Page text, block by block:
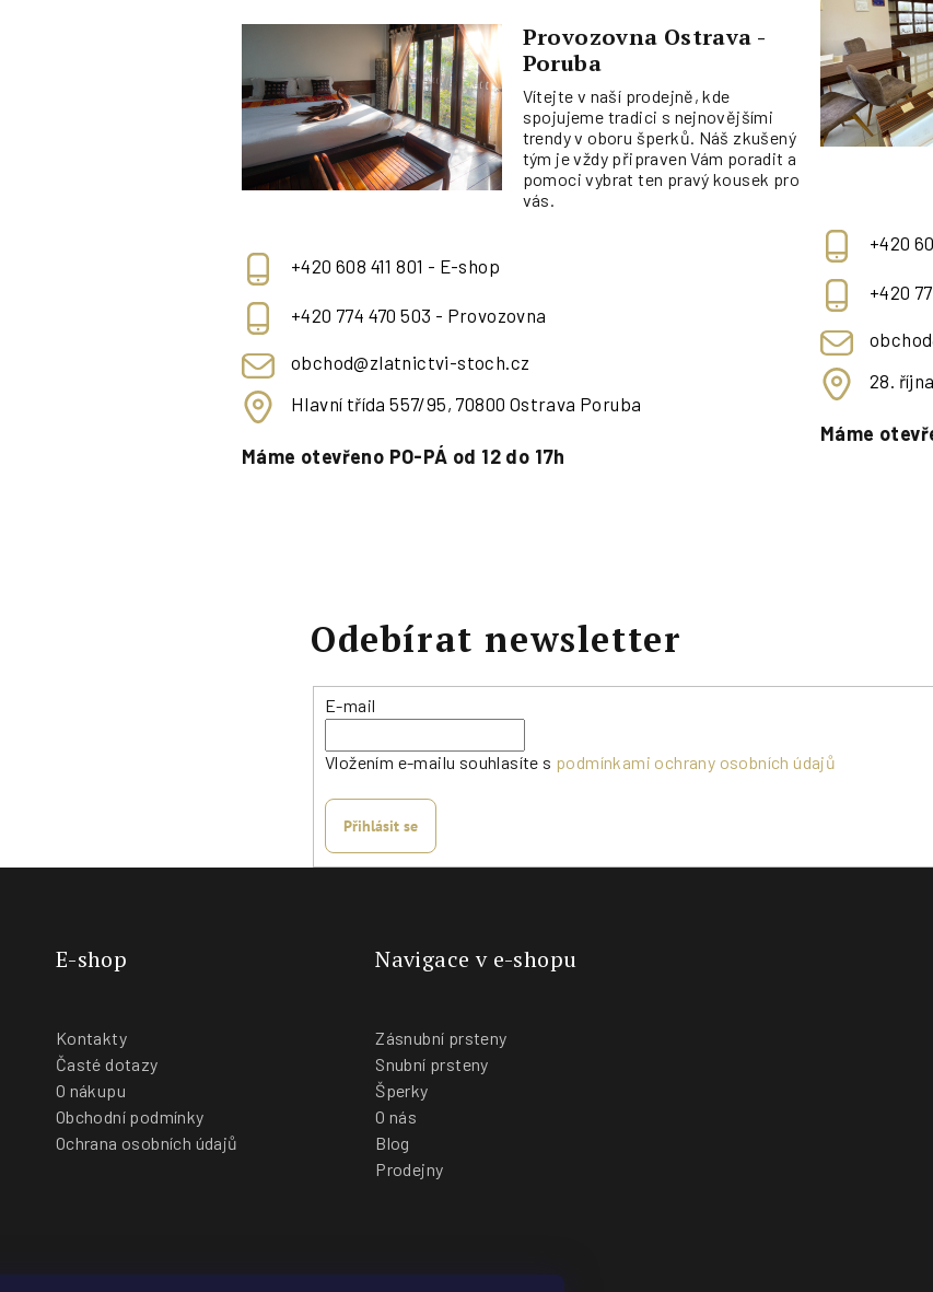
Provozovna Ostrava -
Poruba
Vítejte v naší prodejně, kde
spojujeme tradici s nejnovějšími
trendy v oboru šperků. Náš zkušený
tým je vždy připraven Vám poradit a
pomoci vybrat ten pravý kousek pro
vás.
+420 608 411 801 - E-shop
+420 774 470 503 - Provozovna
obchod@zlatnictvi-stoch.cz
Hlavní třída 557/95, 70800 Ostrava Poruba
Máme otevřeno PO-PÁ od 12 do 17h
+420
+420
28.
Máme
Odebírat newsletter
E-mail
Vložením e-mailu souhlasíte s podmínkami ochrany osobních údajů
Přihlásit se
E-shop
Kontakty
Časté dotazy
O nákupu
Obchodní podmínky
Ochrana osobních údajů
Navigace v e-shopu
Zásnubní prsteny
Snubní prsteny
Šperky
O nás
Blog
Prodejny